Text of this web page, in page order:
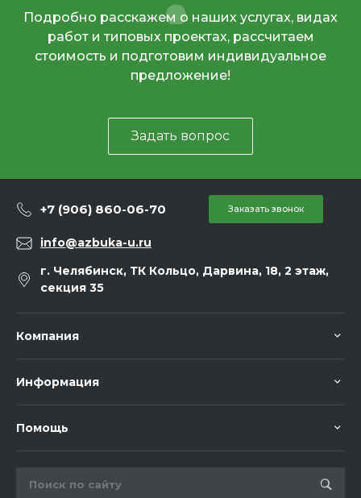
Подробно расскажем о наших услугах, видах
работ и типовых проектах, рассчитаем
стоимость и подготовим индивидуальное
предложение!
Задать вопрос
+7 (906) 860-06-70 Заказать звонок
info@azbuka-u.ru
г. Челябинск, ТК Кольцо, Дарвина, 18, 2 этаж,
секция 35
Компания
Информация
Помощь